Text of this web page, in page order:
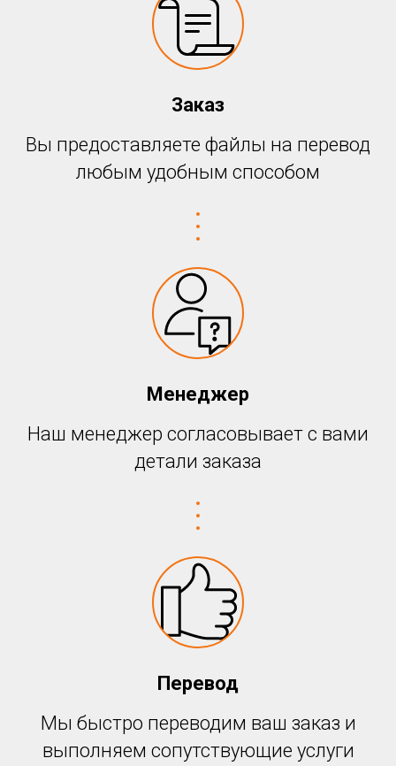
Заказ
Вы предоставляете файлы на перевод
любым удобным способом
Менеджер
Наш менеджер согласовывает с вами
детали заказа
Перевод
Мы быстро переводим ваш заказ и
выполняем сопутствующие услуги